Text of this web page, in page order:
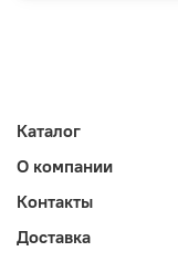
Каталог
О компании
Контакты
Доставка